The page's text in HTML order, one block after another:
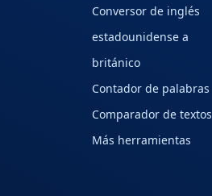
Conversor de inglés
estadounidense a
británico
Contador de palabras
Comparador de textos
Más herramientas